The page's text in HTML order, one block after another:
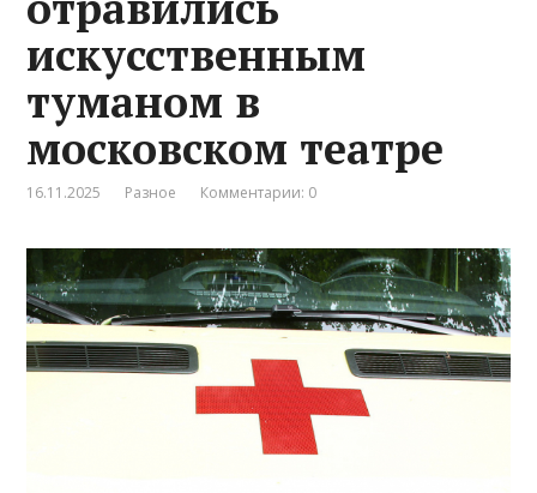
искусственным
туманом в
московском театре
16.11.2025 Разное Комментарии: 0